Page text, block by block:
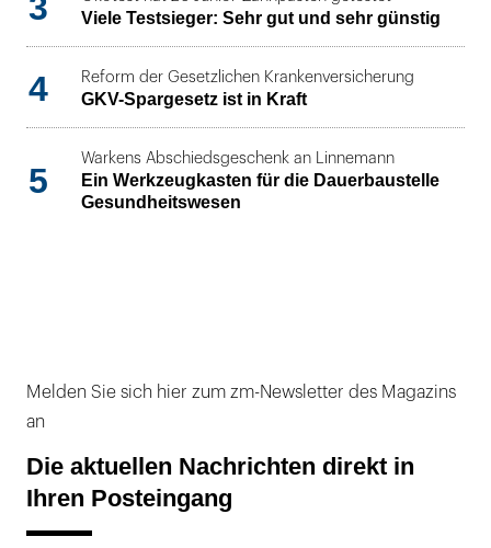
Viele Testsieger: Sehr gut und sehr günstig
4 Reform der Gesetzlichen Krankenversicherung
GKV-Spargesetz ist in Kraft
5
Warkens Abschiedsgeschenk an Linnemann
Ein Werkzeugkasten für die Dauerbaustelle
Gesundheitswesen
Melden Sie sich hier zum zm-Newsletter des Magazins
an
Die aktuellen Nachrichten direkt in
Ihren Posteingang